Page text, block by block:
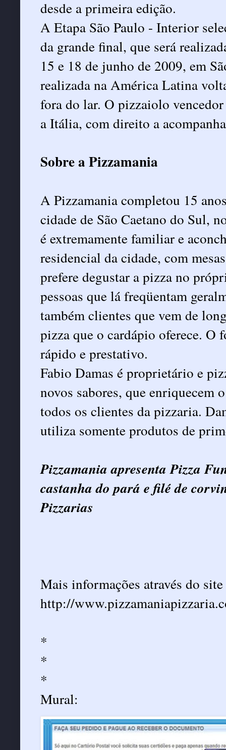
desde a primeira edição.
A Etapa São Paulo - Interior
da grande final, que será
15 e 18 de junho de 2009, em
realizada na América Latina
fora do lar. O pizzaiolo vencedor
a Itália, com direito a
Sobre a Pizzamania
A Pizzamania completou 15
cidade de São Caetano do Sul,
é extremamente familiar e
residencial da cidade, com
prefere degustar a pizza no
pessoas que lá freqüentam
também clientes que vem de
pizza que o cardápio oferece. O
rápido e prestativo.
Fabio Damas é proprietário e
novos sabores, que enriquecem
todos os clientes da pizzaria.
utiliza somente produtos de
Pizzamania apresenta Pizza
castanha do pará e filé de
Pizzarias
Mais informações através do site
http://
*
*
*
Mural: